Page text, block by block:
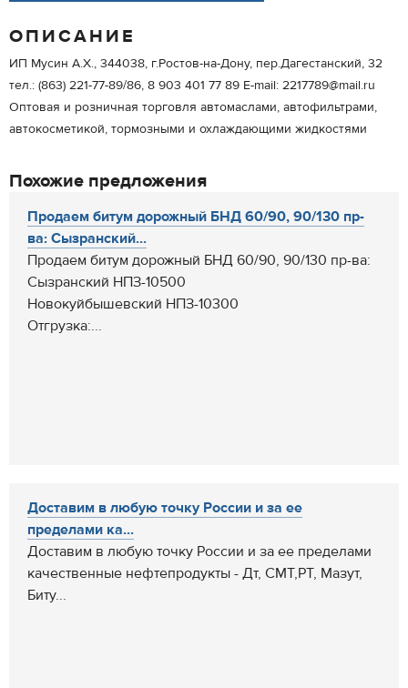
ОПИСАНИЕ
ИП Мусин А.Х., 344038, г.Ростов-на-Дону, пер.Дагестанский, 32
тел.: (863) 221-77-89/86, 8 903 401 77 89 Е-mail: 2217789@mail.ru
Оптовая и розничная торговля автомаслами, автофильтрами,
автокосметикой, тормозными и охлаждающими жидкостями
Похожие предложения
Продаем битум дорожный БНД 60/90, 90/130 пр-
ва: Сызранский...
Продаем битум дорожный БНД 60/90, 90/130 пр-ва:
Сызранский НПЗ-10500
Новокуйбышевский НПЗ-10300
Отгрузка:...
Доставим в любую точку России и за ее
пределами ка...
Доставим в любую точку России и за ее пределами
качественные нефтепродукты - Дт, СМТ,РТ, Мазут,
Биту...